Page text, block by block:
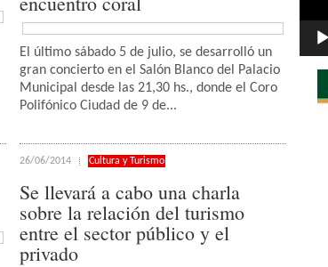
El último sábado 5 de julio, se desarrolló un
gran concierto en el Salón Blanco del Palacio
Municipal desde las 21,30 hs., donde el Coro
Polifónico Ciudad de 9 de...
26/06/2014 Cultura y Turismo
Se llevará a cabo una charla
sobre la relación del turismo
entre el sector público y el
privado